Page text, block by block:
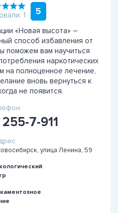
1 5
«Новая высота» –
способ избавления от
поможем вам научиться
наркотических
на полноценное лечение,
вновь вернуться к
не появится.
7-911
улица Ленина, 59